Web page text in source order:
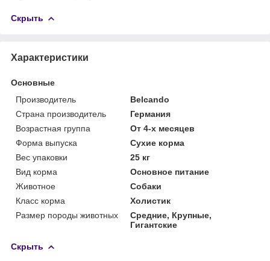
Скрыть
Характеристики
Основные
Производитель
Belcando
Страна производитель
Германия
Возрастная группа
От 4-х месяцев
Форма выпуска
Сухие корма
Вес упаковки
25 кг
Вид корма
Основное питание
Животное
Собаки
Класс корма
Холистик
Размер породы животных
Средние, Крупные,
Гигантские
Скрыть